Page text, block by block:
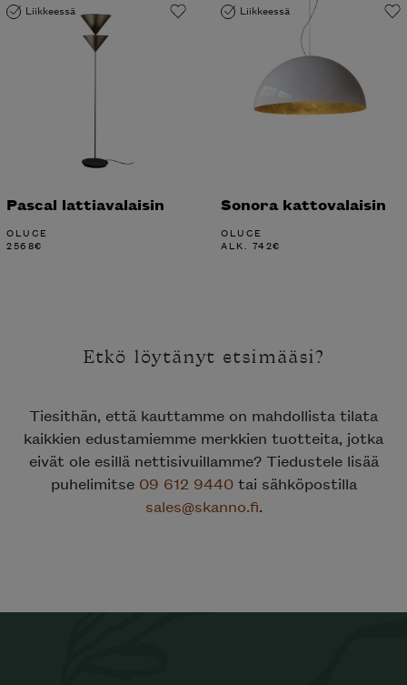
Liikkeessä
Pascal lattiavalaisin
OLUCE
2568€
Liikkeessä
Sonora kattovalaisin
OLUCE
ALK. 742€
Etkö löytänyt etsimääsi?
Tiesithän, että kauttamme on mahdollista tilata
kaikkien edustamiemme merkkien tuotteita, jotka
eivät ole esillä nettisivuillamme? Tiedustele lisää
puhelimitse 09 612 9440tai sähköpostilla
sales@skanno.fi.